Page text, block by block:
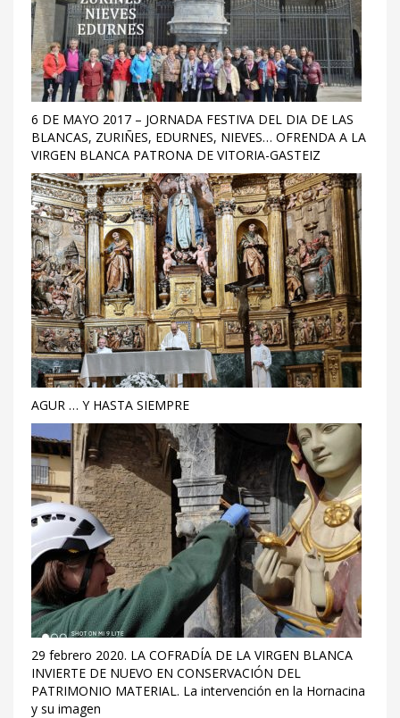
6 DE MAYO 2017 – JORNADA FESTIVA DEL DIA DE LAS
BLANCAS, ZURIÑES, EDURNES, NIEVES… OFRENDA A LA
VIRGEN BLANCA PATRONA DE VITORIA-GASTEIZ
AGUR … Y HASTA SIEMPRE
29 febrero 2020. LA COFRADÍA DE LA VIRGEN BLANCA
INVIERTE DE NUEVO EN CONSERVACIÓN DEL
PATRIMONIO MATERIAL. La intervención en la Hornacina
y su imagen